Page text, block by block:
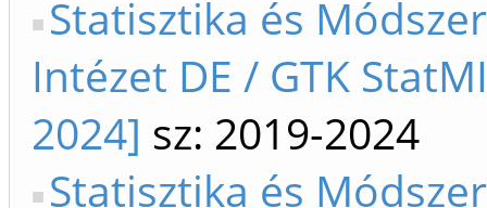
Statisztika és
Intézet DE / GTK
2024] sz: 2019-2024
Statisztika és